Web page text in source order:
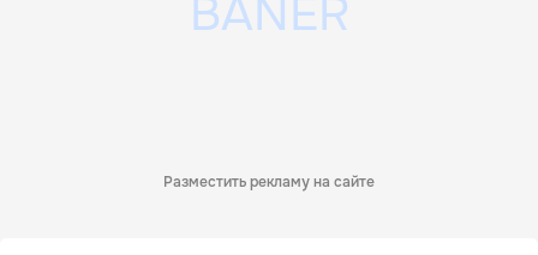
Разместить рекламу на сайте